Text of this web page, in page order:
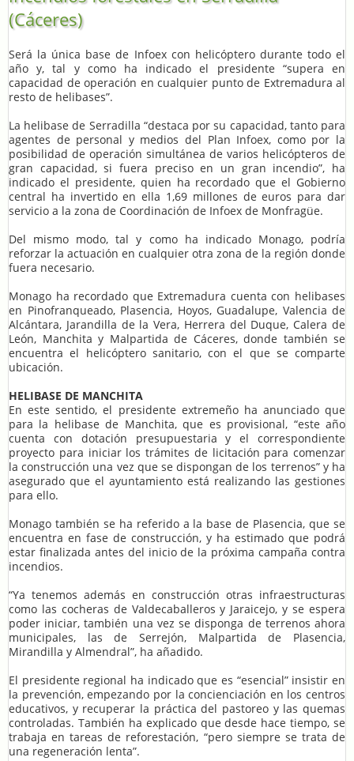
(Cáceres)
Será la única base de Infoex con helicóptero durante todo el
año y, tal y como ha indicado el presidente “supera en
capacidad de operación en cualquier punto de Extremadura al
resto de helibases”.
La helibase de Serradilla “destaca por su capacidad, tanto para
agentes de personal y medios del Plan Infoex, como por la
posibilidad de operación simultánea de varios helicópteros de
gran capacidad, si fuera preciso en un gran incendio”, ha
indicado el presidente, quien ha recordado que el Gobierno
central ha invertido en ella 1,69 millones de euros para dar
servicio a la zona de Coordinación de Infoex de Monfragüe.
Del mismo modo, tal y como ha indicado Monago, podría
reforzar la actuación en cualquier otra zona de la región donde
fuera necesario.
Monago ha recordado que Extremadura cuenta con helibases
en Pinofranqueado, Plasencia, Hoyos, Guadalupe, Valencia de
Alcántara, Jarandilla de la Vera, Herrera del Duque, Calera de
León, Manchita y Malpartida de Cáceres, donde también se
encuentra el helicóptero sanitario, con el que se comparte
ubicación.
HELIBASE DE MANCHITA
En este sentido, el presidente extremeño ha anunciado que
para la helibase de Manchita, que es provisional, “este año
cuenta con dotación presupuestaria y el correspondiente
proyecto para iniciar los trámites de licitación para comenzar
la construcción una vez que se dispongan de los terrenos” y ha
asegurado que el ayuntamiento está realizando las gestiones
para ello.
Monago también se ha referido a la base de Plasencia, que se
encuentra en fase de construcción, y ha estimado que podrá
estar finalizada antes del inicio de la próxima campaña contra
incendios.
“Ya tenemos además en construcción otras infraestructuras
como las cocheras de Valdecaballeros y Jaraicejo, y se espera
poder iniciar, también una vez se disponga de terrenos ahora
municipales, las de Serrejón, Malpartida de Plasencia,
Mirandilla y Almendral”, ha añadido.
El presidente regional ha indicado que es “esencial” insistir en
la prevención, empezando por la concienciación en los centros
educativos, y recuperar la práctica del pastoreo y las quemas
controladas. También ha explicado que desde hace tiempo, se
trabaja en tareas de reforestación, “pero siempre se trata de
una regeneración lenta”.